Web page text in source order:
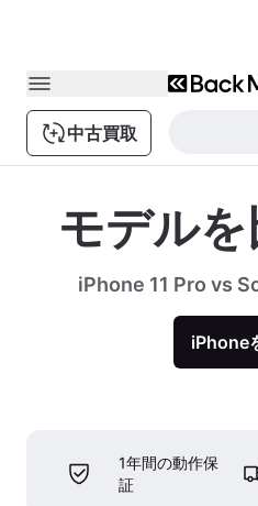
中古買取
モデル
iPhone 11 Pro vs
iPhone
1年間の動作保
証